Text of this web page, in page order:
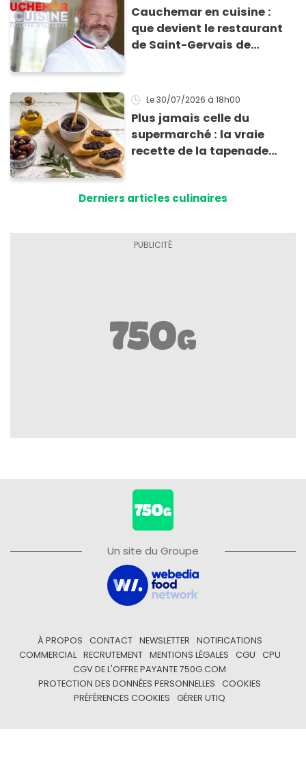
Cauchemar en cuisine :
que devient le restaurant
de Saint-Gervais de
Etchebest ?
Le 30/07/2026 à 18h00
Plus jamais celle du
supermarché : la vraie
recette de la tapenade
Derniers articles culinaires
Un site du Groupe
À PROPOS CONTACT NEWSLETTER
NOTIFICATIONS
COMMERCIAL
RECRUTEMENT MENTIONS LÉGALES CGU
CPU
CGV DE L'OFFRE PAYANTE 750G.COM
PROTECTION DES DONNÉES PERSONNELLES
COOKIES
PRÉFÉRENCES COOKIES
GÉRER UTIQ